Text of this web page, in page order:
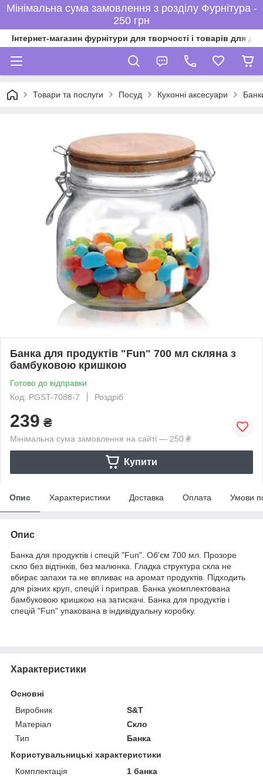
Мінімальна сума замовлення з розділу Фурнітура -
250 грн
Інтернет-магазин фурнітури для творчості і товарів для
Товари та послуги Посуд Кухонні аксесуари
Банка для продуктів "Fun" 700 мл скляна з
бамбуковою кришкою
Готово до відправки
Код: PGST-7088-7
Роздріб
239 ₴
Мінімальна сума замовлення на сайті — 250 ₴
Купити
Опис Характеристики Доставка Оплата Умови
Опис
Банка для продуктів і спецій "Fun". Об'єм 700 мл. Прозоре
скло без відтінків, без малюнка. Гладка структура скла не
вбирає запахи та не впливає на аромат продуктів. Підходить
для різних круп, спецій і приправ. Банка укомплектована
бамбуковою кришкою на затискачі. Банка для продуктів і
спецій "Fun" упакована в індивідуальну коробку.
Характеристики
Основні
Виробник
S&T
Матеріал
Скло
Тип
Банка
Користувальницькі характеристики
Комплектація
1 банка